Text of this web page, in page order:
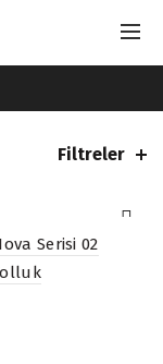
Filtreler
Serisi 02